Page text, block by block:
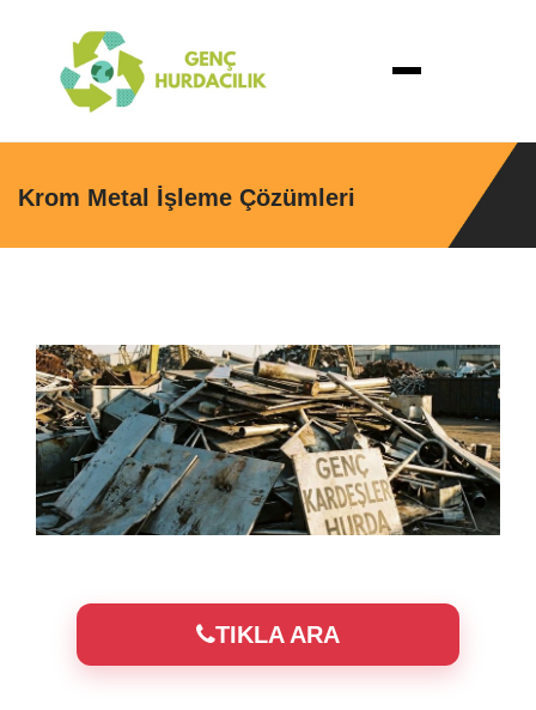
Krom Metal İşleme Çözümleri
TIKLA ARA